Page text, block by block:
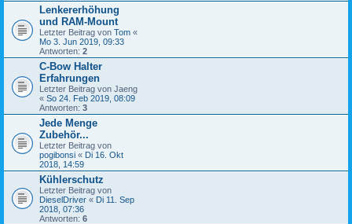
Lenkererhöhung
und RAM-Mount
Letzter Beitrag von Tom «
Mo 3. Jun 2019, 09:33
Antworten: 2
C-Bow Halter
Erfahrungen
Letzter Beitrag von Jaeng
« So 24. Feb 2019, 08:09
Antworten: 3
Jede Menge
Zubehör...
Letzter Beitrag von
pogibonsi « Di 16. Okt
2018, 14:59
Kühlerschutz
Letzter Beitrag von
DieselDriver « Di 11. Sep
2018, 07:36
Antworten: 6